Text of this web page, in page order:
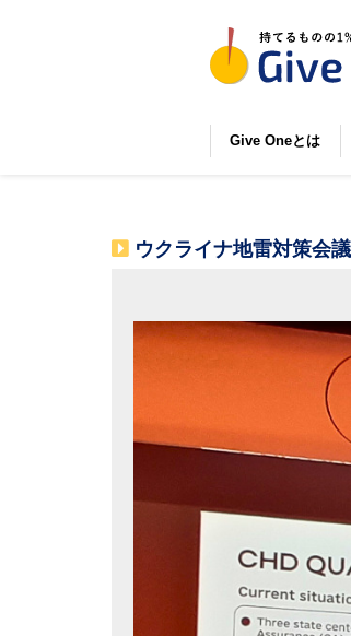
Give Oneとは
ウクライナ地雷対策会